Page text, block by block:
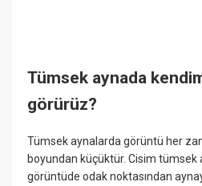
Tümsek aynada
görürüz?
Tümsek aynalarda görüntü her
boyundan küçüktür. Cisim tümsek
görüntüde odak noktasından